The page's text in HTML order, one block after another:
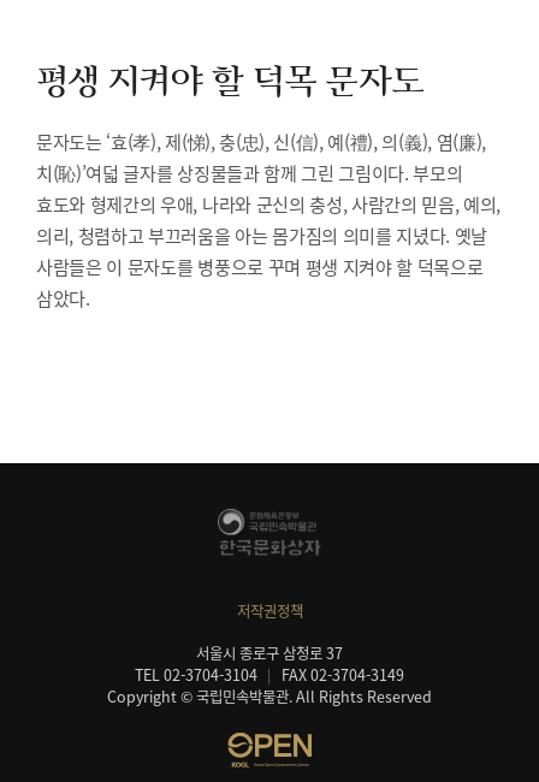
평생 지켜야 할 덕목 문자도
문자도는 ‘효(孝), 제(悌), 충(忠), 신(信), 예(禮), 의(義), 염(廉),
치(恥)’여덟 글자를 상징물들과 함께 그린 그림이다. 부모의
효도와 형제간의 우애, 나라와 군신의 충성, 사람간의 믿음, 예의,
의리, 청렴하고 부끄러움을 아는 몸가짐의 의미를 지녔다. 옛날
사람들은 이 문자도를 병풍으로 꾸며 평생 지켜야 할 덕목으로
삼았다.
저작권정책
서울시 종로구 삼청로 37
TEL 02-3704-3104
FAX 02-3704-3149
Copyright © 국립민속박물관. All Rights Reserved